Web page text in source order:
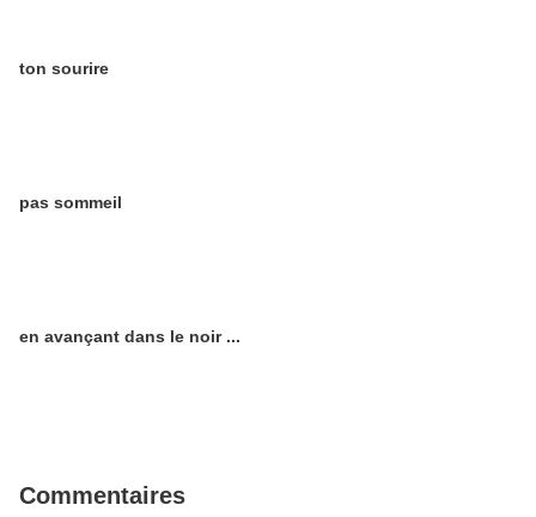
ton sourire
pas sommeil
en avançant dans le noir ...
Commentaires